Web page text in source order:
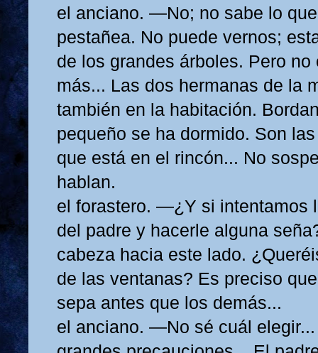
el anciano. —No; no sabe lo
pestañea. No puede vernos;
de los grandes árboles. Pero no
más... Las dos hermanas de la
también en la habitación.
pequeño se ha dormido. Son
que está en el rincón... No
hablan.
el forastero. —¿Y si intentamos
del padre y hacerle alguna
cabeza hacia este lado.
de las ventanas? Es preciso
sepa antes que los demás...
el anciano. —No sé cuál